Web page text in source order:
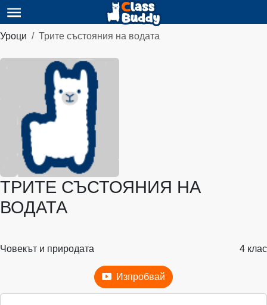
Уроци Трите състояния на водата
ТРИТЕ СЪСТОЯНИЯ НА
ВОДАТА
Човекът и природата 4 клас
Изпробвай